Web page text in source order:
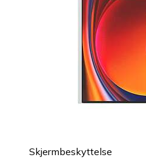
Skjermbeskyttelse